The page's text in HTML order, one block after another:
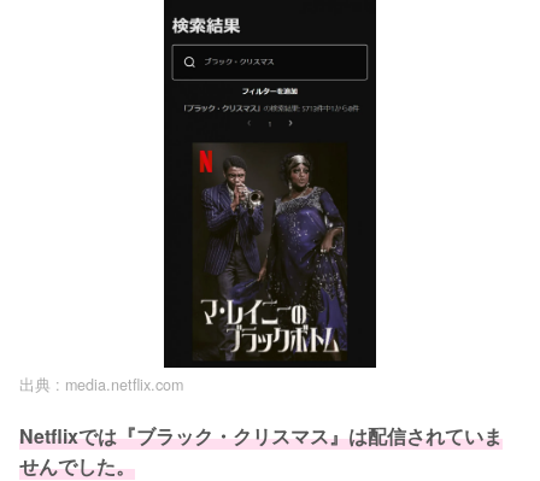
出典 : media.netflix.com
Netflixでは『ブラック・クリスマス』は配信されていま
せんでした。